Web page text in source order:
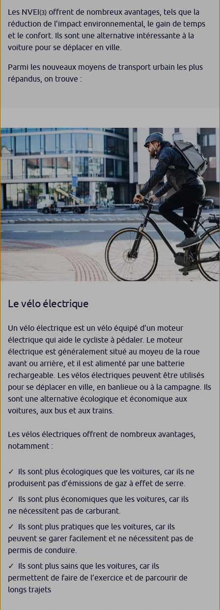
Les NVEI(3) offrent de nombreux avantages, tels que la
réduction de l’impact environnemental, le gain de temps
et le confort. Ils sont une alternative intéressante à la
voiture pour se déplacer en ville.
Parmi les nouveaux moyens de transport urbain les plus
répandus, on trouve :
Le vélo électrique
Un vélo électrique est un vélo équipé d’un moteur
électrique qui aide le cycliste à pédaler. Le moteur
électrique est généralement situé au moyeu de la roue
avant ou arrière, et il est alimenté par une batterie
rechargeable. Les vélos électriques peuvent être utilisés
pour se déplacer en ville, en banlieue ou à la campagne. Ils
sont une alternative écologique et économique aux
voitures, aux bus et aux trains.
Les vélos électriques offrent de nombreux avantages,
notamment :
Ils sont plus écologiques que les voitures, car ils ne
produisent pas d’émissions de gaz à effet de serre.
Ils sont plus économiques que les voitures, car ils
ne nécessitent pas de carburant.
Ils sont plus pratiques que les voitures, car ils
peuvent se garer facilement et ne nécessitent pas de
permis de conduire.
Ils sont plus sains que les voitures, car ils
permettent de faire de l’exercice et de parcourir de
longs trajets